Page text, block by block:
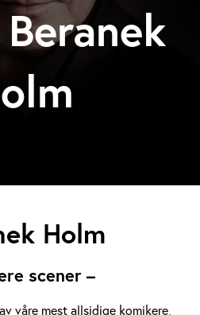
Holm
scener –
våre mest allsidige komikere,